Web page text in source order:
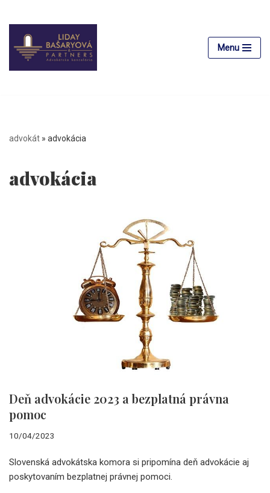
Preskočiť
na
obsah
Menu
advokát » advokácia
advokácia
Deň advokácie 2023 a bezplatná právna
pomoc
10/04/2023
Slovenská advokátska komora si pripomína deň advokácie aj
poskytovaním bezplatnej právnej pomoci.